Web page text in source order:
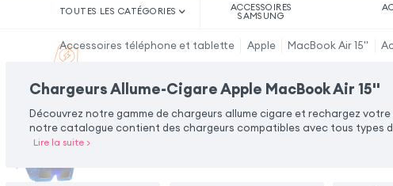
TOUTES LES CATÉGORIES ACCESSOIRES
SAMSUNG
Accessoires téléphone et tablette Apple MacBook Air 15''
Chargeurs Allume-Cigare Apple MacBook Air 15''
Découvrez notre gamme de chargeurs allume cigare et rechargez
notre catalogue contient des chargeurs compatibles avec tous types
Lire la suite>